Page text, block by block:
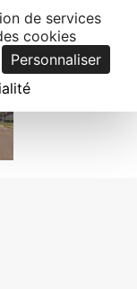
1EN
CLIC
de services
cookies
Personnaliser